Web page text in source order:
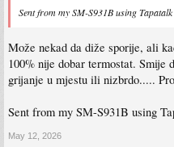
Sent from my SM-S931B using Tapatalk
Može nekad da diže sporije, ali
100% nije dobar termostat. Smije
grijanje u mjestu ili nizbrdo.....
Sent from my SM-S931B using
May 12, 2026